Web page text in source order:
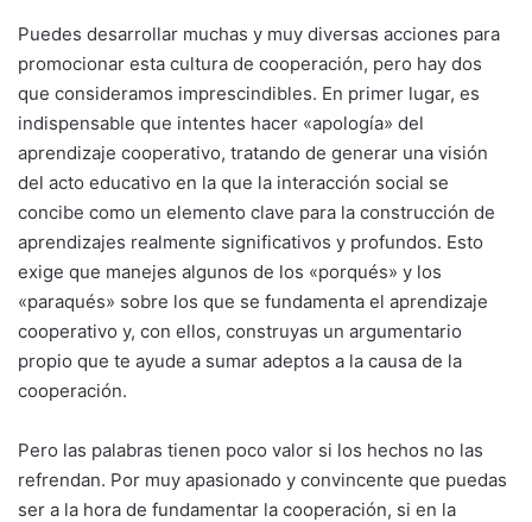
Puedes desarrollar muchas y muy diversas acciones para
promocionar esta cultura de cooperación, pero hay dos
que consideramos imprescindibles. En primer lugar, es
indispensable que intentes hacer «apología» del
aprendizaje cooperativo, tratando de generar una visión
del acto educativo en la que la interacción social se
concibe como un elemento clave para la construcción de
aprendizajes realmente significativos y profundos. Esto
exige que manejes algunos de los «porqués» y los
«paraqués» sobre los que se fundamenta el aprendizaje
cooperativo y, con ellos, construyas un argumentario
propio que te ayude a sumar adeptos a la causa de la
cooperación.
Pero las palabras tienen poco valor si los hechos no las
refrendan. Por muy apasionado y convincente que puedas
ser a la hora de fundamentar la cooperación, si en la